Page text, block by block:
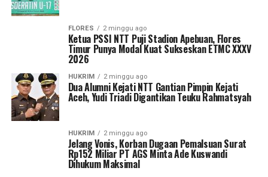
FLORES 2 minggu ago
Ketua PSSI NTT Puji Stadion Apebuan, Flores
Timur Punya Modal Kuat Sukseskan ETMC XXXV
2026
HUKRIM 2 minggu ago
Dua Alumni Kejati NTT Gantian Pimpin Kejati
Aceh, Yudi Triadi Digantikan Teuku Rahmatsyah
HUKRIM 2 minggu ago
Jelang Vonis, Korban Dugaan Pemalsuan Surat
Rp152 Miliar PT AGS Minta Ade Kuswandi
Dihukum Maksimal